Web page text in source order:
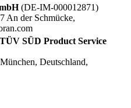
(DE-IM-000012871)
An der Schmücke,
TÜV SÜD Product Service
Deutschland,